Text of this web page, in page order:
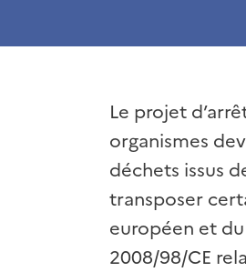
Le projet
organismes
déchets issus
transposer
européen et
2008/98/CE